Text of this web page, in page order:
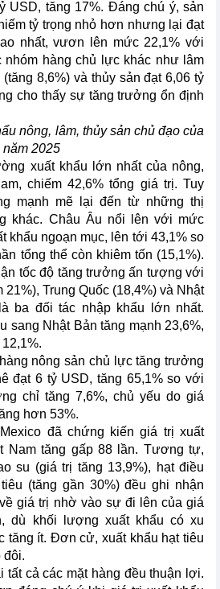
USD, tăng 17%. Đáng chú ý, sản
tỷ trọng nhỏ hơn nhưng lại đạt
nhất, vươn lên mức 22,1% với
nhóm hàng chủ lực khác như lâm
8,6%) và thủy sản đạt 6,06 tỷ
cho thấy sự tăng trưởng ổn định
nông, lâm, thủy sản chủ đạo của
năm 2025
xuất khẩu lớn nhất của nông,
chiếm 42,6% tổng giá trị. Tuy
mạnh mẽ lại đến từ những thị
khác. Châu Âu nổi lên với mức
khẩu ngoạn mục, lên tới 43,1% so
tổng thể còn khiêm tốn (15,1%).
tốc độ tăng trưởng ấn tượng với
21%), Trung Quốc (18,4%) và Nhật
ba đối tác nhập khẩu lớn nhất.
sang Nhật Bản tăng mạnh 23,6%,
nông sản chủ lực tăng trưởng
đạt 6 tỷ USD, tăng 65,1% so với
chỉ tăng 7,6%, chủ yếu do giá
hơn 53%.
đã chứng kiến giá trị xuất
Nam tăng gấp 88 lần. Tương tự,
su (giá trị tăng 13,9%), hạt điều
(tăng gần 30%) đều ghi nhận
giá trị nhờ vào sự đi lên của giá
dù khối lượng xuất khẩu có xu
tăng ít. Đơn cử, xuất khẩu hạt tiêu
đôi.
tất cả các mặt hàng đều thuận lợi.